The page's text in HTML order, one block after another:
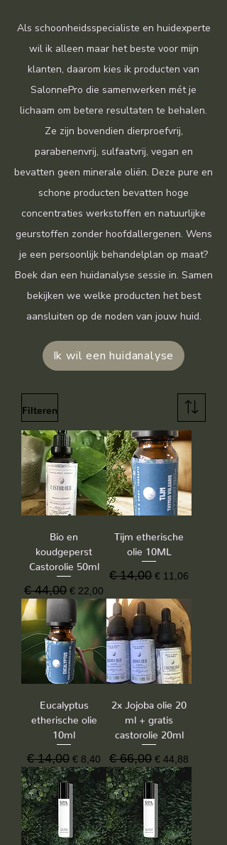
Als schoonheidsspecialiste en huidexperte
wil ik alleen maar het beste voor mijn
klanten, daarom kies ik producten van
SalonnePro die samenwerken mét je
lichaam om betere resultaten te behalen.
Ze zijn bovendien dierproefvrij,
parabenenvrij, sulfaatvrij, vegan en
bevatten geen minerale oliën. Deze pure en
schone producten bevatten hoge
concentraties werkstoffen en natuurlijke
geurstoffen zonder hoofdallergenen. Wens
je een persoonlijk behandelplan op maat?
Boek dan een huidanalyse sessie in. Samen
bekijken we welke producten het best
aansluiten op de noden van jouw huid.
Ik wil een huidanalyse
Filteren
Bio en
koudgeperst
Castorolie 50ml
Normale prijs
€ 44,00 Verkoopprijs
€ 22,00
Tijm etherische
olie 10ML
Normale prijs
€ 14,00 Verkoopprijs
€ 11,06
Eucalyptus
etherische olie
10ml
Normale prijs
€ 14,00 Verkoopprijs
€ 8,40
2x Jojoba olie 20
ml + gratis
castorolie 20ml
Normale prijs
€ 66,00 Verkoopprijs
€ 44,88